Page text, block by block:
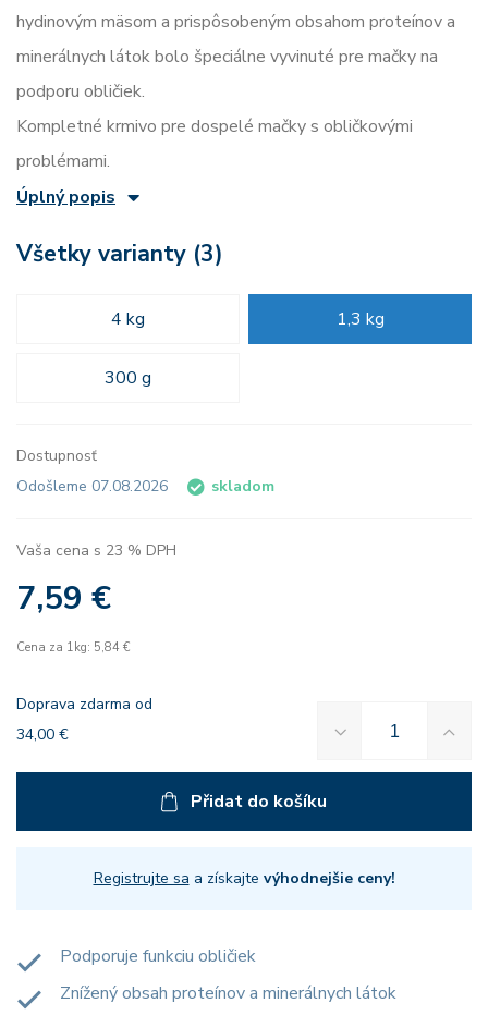
hydinovým mäsom a prispôsobeným obsahom proteínov a
minerálnych látok bolo špeciálne vyvinuté pre mačky na
podporu obličiek.
Kompletné krmivo pre dospelé mačky s obličkovými
problémami.
Úplný popis
Všetky varianty (3)
4 kg 1,3 kg
300 g
Dostupnosť
Odošleme 07.08.2026
skladom
Vaša cena s 23 % DPH
7,59 €
Cena za 1kg: 5,84 €
Doprava zdarma od
34,00 €
Přidat do košíku
Registrujte sa a získajte výhodnejšie ceny!
Podporuje funkciu obličiek
Znížený obsah proteínov a minerálnych látok